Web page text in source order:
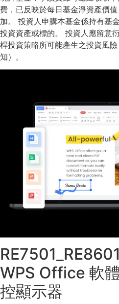
費，已反映於每日基金淨資產價
加。 投資人申購本基金係持有基
投資資產或標的。 投資人應留意
桿投資策略所可能產生之投資風
知）。
WPS Office 軟
控顯示器